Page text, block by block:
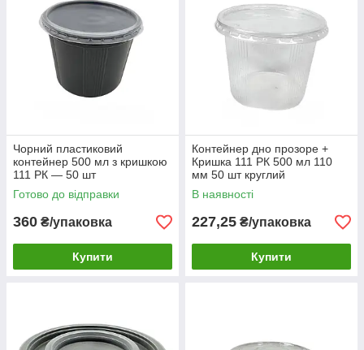
Чорний пластиковий
контейнер 500 мл з кришкою
111 РК — 50 шт
Готово до відправки
360 ₴/упаковка
Купити
Контейнер дно прозоре +
Кришка 111 РК 500 мл 110
мм 50 шт круглий
пластиковий
В наявності
227,25 ₴/упаковка
Купити